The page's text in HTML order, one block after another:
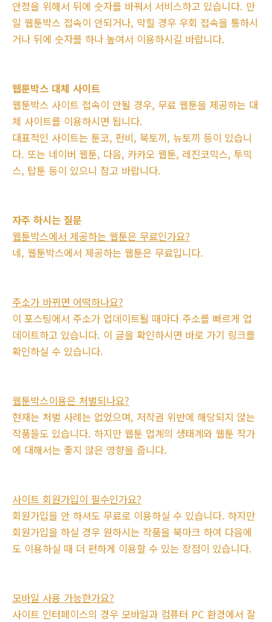
안정을 위해서 뒤에 숫자를 바꿔서 서비스하고 있습니다. 만
일 웹툰박스 접속이 안되거나, 막힐 경우 우회 접속을 통하시
거나 뒤에 숫자를 하나 높여서 이용하시길 바랍니다.
웹툰박스 대체 사이트
웹툰박스 사이트 접속이 안될 경우, 무료 웹툰을 제공하는 대
체 사이트를 이용하시면 됩니다.
대표적인 사이트는 툰코, 펀비, 북토끼, 뉴토끼 등이 있습니
다. 또는 네이버 웹툰, 다음, 카카오 웹툰, 레진코믹스, 투믹
스, 탑툰 등이 있으니 참고 바랍니다.
자주 하시는 질문
웹툰박스에서 제공하는 웹툰은 무료인가요?
네, 웹툰박스에서 제공하는 웹툰은 무료입니다.
주소가 바뀌면 어떡하나요?
이 포스팅에서 주소가 업데이트될 때마다 주소를 빠르게 업
데이트하고 있습니다. 이 글을 확인하시면 바로 가기 링크를
확인하실 수 있습니다.
웹툰박스이용은 처벌되나요?
현재는 처벌 사례는 없었으며, 저작권 위반에 해당되지 않는
작품들도 있습니다. 하지만 웹툰 업계의 생태계와 웹툰 작가
에 대해서는 좋지 않은 영향을 줍니다.
사이트 회원가입이 필수인가요?
회원가입을 안 하셔도 무료로 이용하실 수 있습니다. 하지만
회원가입을 하실 경우 원하시는 작품을 북마크 하여 다음에
도 이용하실 때 더 편하게 이용할 수 있는 장점이 있습니다.
모바일 사용 가능한가요?
사이트 인터페이스의 경우 모바일과 컴퓨터 PC 환경에서 잘